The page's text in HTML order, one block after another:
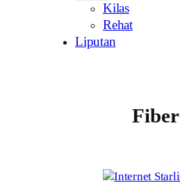
Kilas
Rehat
Liputan
Fiber